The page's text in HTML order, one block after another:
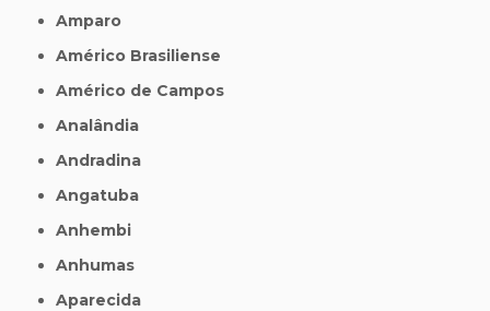
Amparo
Américo Brasiliense
Américo de Campos
Analândia
Andradina
Angatuba
Anhembi
Anhumas
Aparecida